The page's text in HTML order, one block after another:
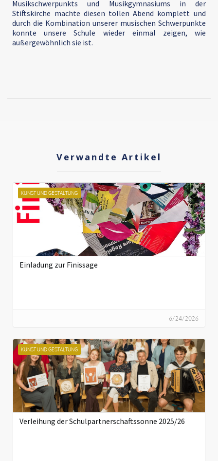
Musikschwerpunkts und Musikgymnasiums in der
Stiftskirche machte diesen tollen Abend komplett und
durch die Kombination unserer musischen Schwerpunkte
konnte unsere Schule wieder einmal zeigen, wie
außergewöhnlich sie ist.
Verwandte Artikel
KUNST UND GESTALTUNG
Einladung zur Finissage
6/24/2026
KUNST UND GESTALTUNG
Verleihung der Schulpartnerschaftssonne 2025/26